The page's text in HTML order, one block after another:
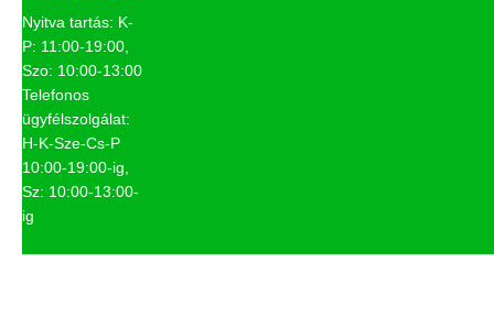
Nyitva tartás: K-
P: 11:00-19:00,
Szo: 10:00-13:00
Telefonos
ügyfélszolgálat:
H-K-Sze-Cs-P
10:00-19:00-ig,
Sz: 10:00-13:00-
ig